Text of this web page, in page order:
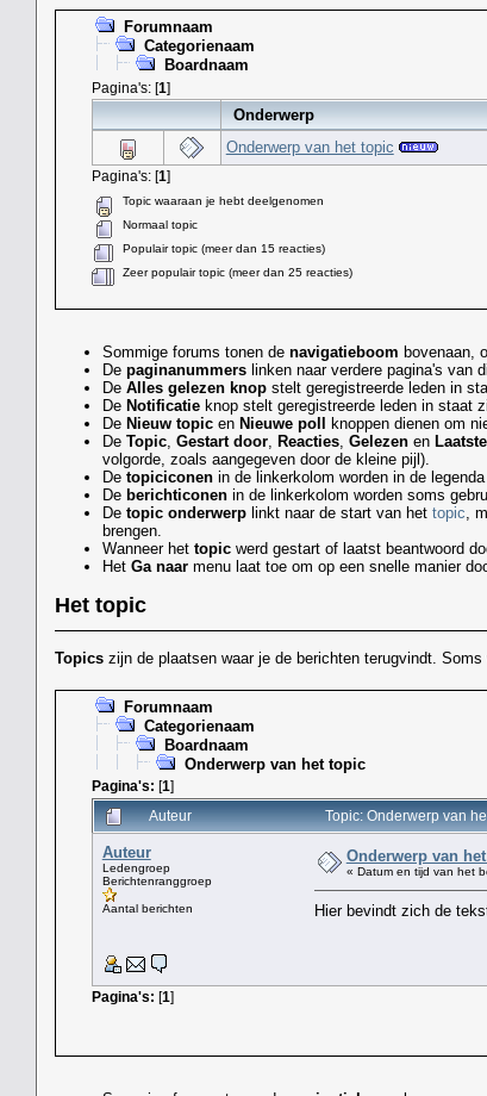
Forumnaam
Categorienaam
Boardnaam
Pagina's: [1]
Onderwerp
Onderwerp van het topic
Pagina's: [1]
Topic waaraan je hebt deelgenomen
Normaal topic
Populair topic (meer dan 15 reacties)
Zeer populair topic (meer dan 25 reacties)
Sommige forums tonen de navigatieboom bovenaan,
De paginanummerslinken naar verdere pagina's van
De Alles gelezen knopstelt geregistreerde leden in
De Notificatieknop stelt geregistreerde leden in staat
De Nieuw topicen Nieuwe poll knoppen dienen om
De Topic, Gestart door, Reacties, Gelezenen
volgorde, zoals aangegeven door de kleine pijl).
De topiciconenin de linkerkolom worden in de
De berichticonenin de linkerkolom worden soms
De topic onderwerplinkt naar de start van het topic,
brengen.
Wanneer het topicwerd gestart of laatst beantwoord
Het Ga naarmenu laat toe om op een snelle manier
Het topic
Topicszijn de plaatsen waar je de berichten terugvindt. Soms
Forumnaam
Categorienaam
Boardnaam
Onderwerp van het topic
Pagina's: [1]
Auteur Topic: Onderwerp van
Auteur
Ledengroep
Berichtenranggroep
Aantal berichten
Onderwerp van
« Datum en tijd van het
Hier bevindt zich de
Pagina's: [1]